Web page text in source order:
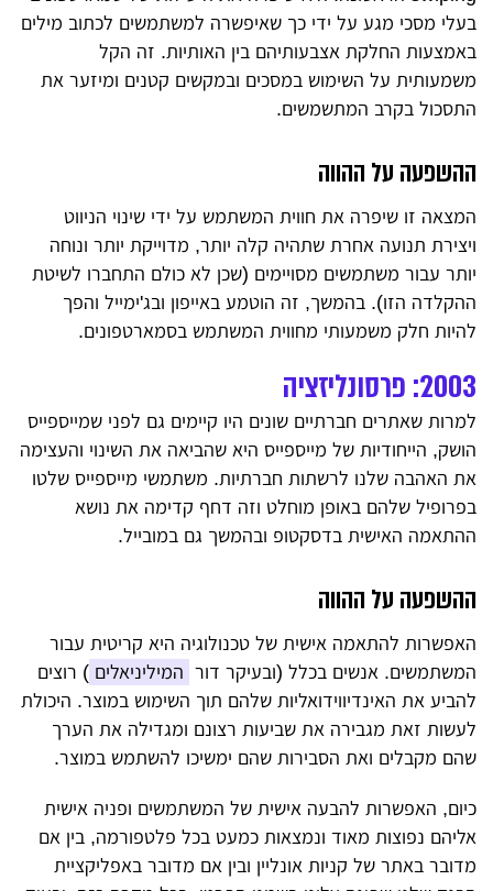
בעלי מסכי מגע על ידי כך שאיפשרה למשתמשים לכתוב מילים
באמצעות החלקת אצבעותיהם בין האותיות. זה הקל
משמעותית על השימוש במסכים ובמקשים קטנים ומיזער את
התסכול בקרב המתשמשים.
ההשפעה על ההווה
המצאה זו שיפרה את חווית המשתמש על ידי שינוי הניווט
ויצירת תנועה אחרת שתהיה קלה יותר, מדוייקת יותר ונוחה
יותר עבור משתמשים מסויימים (שכן לא כולם התחברו לשיטת
ההקלדה הזו). בהמשך, זה הוטמע באייפון ובג'ימייל והפך
להיות חלק משמעותי מחווית המשתמש בסמארטפונים.
2003: פרסונליזציה
למרות שאתרים חברתיים שונים היו קיימים גם לפני שמייספייס
הושק, הייחודיות של מייספייס היא שהביאה את השינוי והעצימה
את האהבה שלנו לרשתות חברתיות. משתמשי מייספייס שלטו
בפרופיל שלהם באופן מוחלט וזה דחף קדימה את נושא
ההתאמה האישית בדסקטופ ובהמשך גם במובייל.
ההשפעה על ההווה
האפשרות להתאמה אישית של טכנולוגיה היא קריטית עבור
המשתמשים. אנשים בכלל (ובעיקר דור המיליניאלים ) רוצים
להביע את האינדיווידואליות שלהם תוך השימוש במוצר. היכולת
לעשות זאת מגבירה את שביעות רצונם ומגדילה את הערך
שהם מקבלים ואת הסבירות שהם ימשיכו להשתמש במוצר.
כיום, האפשרות להבעה אישית של המשתמשים ופניה אישית
אליהם נפוצות מאוד ונמצאות כמעט בכל פלטפורמה, בין אם
מדובר באתר של קניות אונליין ובין אם מדובר באפליקציית